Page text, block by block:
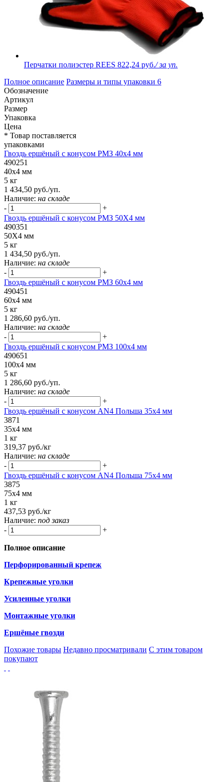
Перчатки полиэстер REES 822,24 руб./ за уп.
Полное описание Размеры и типы упаковки 6
Обозначение
Артикул
Размер
Упаковка
Цена
* Товар поставляется
упаковками
Гвоздь ершёный с конусом РМЗ 40х4 мм
490251
40х4 мм
5 кг
1 434,50 руб./уп.
Наличие: на складе
-
+
Гвоздь ершёный с конусом РМЗ 50Х4 мм
490351
50Х4 мм
5 кг
1 434,50 руб./уп.
Наличие: на складе
-
+
Гвоздь ершёный с конусом РМЗ 60х4 мм
490451
60х4 мм
5 кг
1 286,60 руб./уп.
Наличие: на складе
-
+
Гвоздь ершёный с конусом РМЗ 100х4 мм
490651
100х4 мм
5 кг
1 286,60 руб./уп.
Наличие: на складе
-
+
Гвоздь ершёный с конусом AN4 Польша 35х4 мм
3871
35х4 мм
1 кг
319,37 руб./кг
Наличие: на складе
-
+
Гвоздь ершёный с конусом AN4 Польша 75х4 мм
3875
75х4 мм
1 кг
437,53 руб./кг
Наличие: под заказ
-
+
Полное описание
Перфорированный крепеж
Крепежные уголки
Усиленные уголки
Монтажные уголки
Ершёные гвозди
Похожие товары Недавно просматривали С этим товаром
покупают